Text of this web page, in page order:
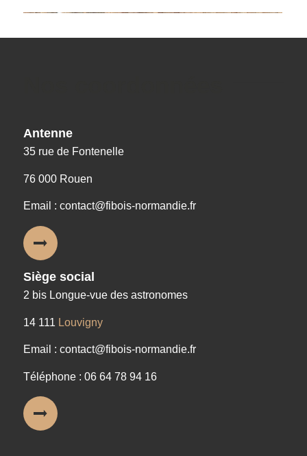
Antenne
35 rue de Fontenelle
76 000 Rouen
Email : contact@fibois-normandie.fr
Siège social
2 bis Longue-vue des astronomes
14 111 Louvigny
Email : contact@fibois-normandie.fr
Téléphone : 06 64 78 94 16